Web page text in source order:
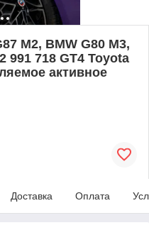
M2, BMW G80 M3,
991 718 GT4 Toyota
активное
Доставка Оплата